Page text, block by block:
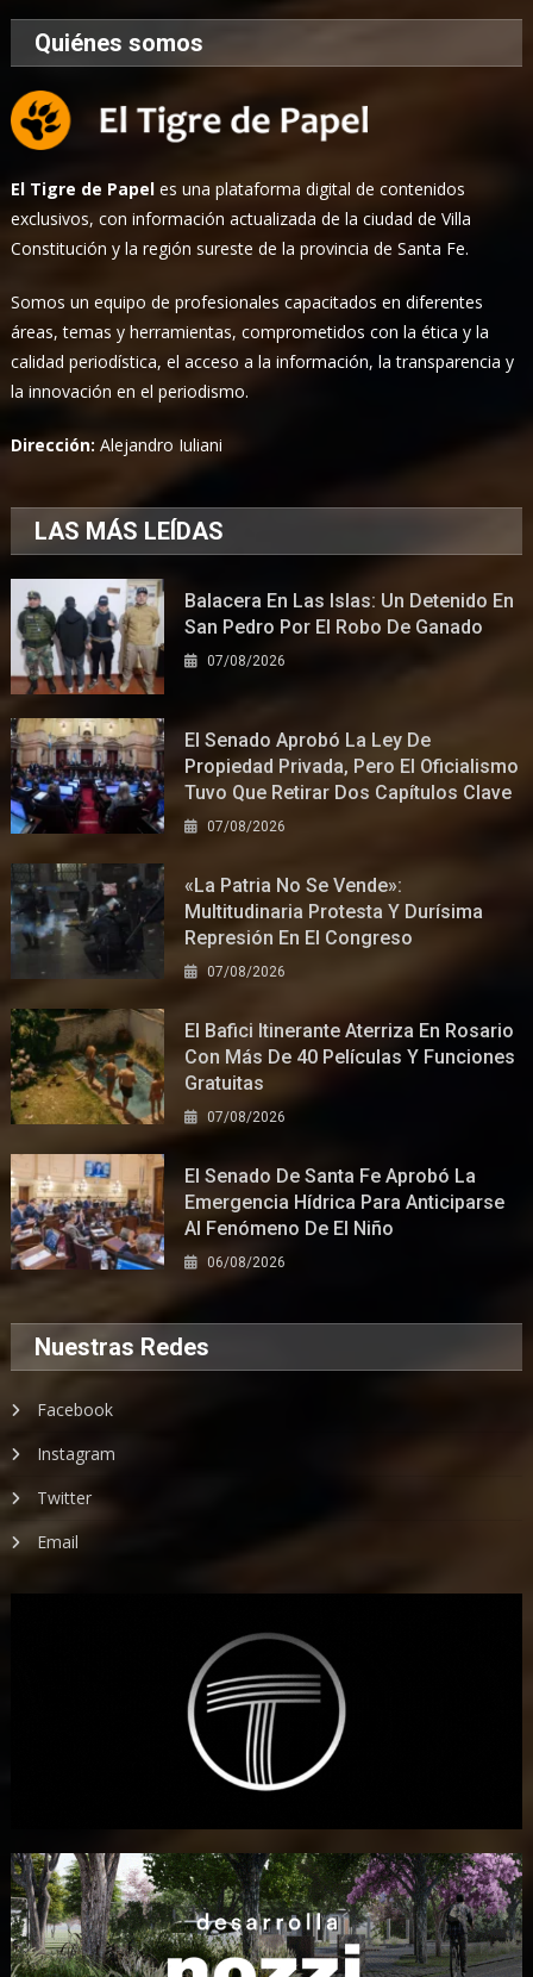
Quiénes somos
El Tigre de Papel es una plataforma digital de contenidos
exclusivos, con información actualizada de la ciudad de Villa
Constitución y la región sureste de la provincia de Santa Fe.
Somos un equipo de profesionales capacitados en diferentes
áreas, temas y herramientas, comprometidos con la ética y la
calidad periodística, el acceso a la información, la transparencia y
la innovación en el periodismo.
Dirección:Alejandro Iuliani
LAS MÁS LEÍDAS
Balacera En Las Islas: Un Detenido En
San Pedro Por El Robo De Ganado
07/08/2026
El Senado Aprobó La Ley De
Propiedad Privada, Pero El Oficialismo
Tuvo Que Retirar Dos Capítulos Clave
07/08/2026
«La Patria No Se Vende»:
Multitudinaria Protesta Y Durísima
Represión En El Congreso
07/08/2026
El Bafici Itinerante Aterriza En Rosario
Con Más De 40 Películas Y Funciones
Gratuitas
07/08/2026
El Senado De Santa Fe Aprobó La
Emergencia Hídrica Para Anticiparse
Al Fenómeno De El Niño
06/08/2026
Nuestras Redes
Facebook
Instagram
Twitter
Email